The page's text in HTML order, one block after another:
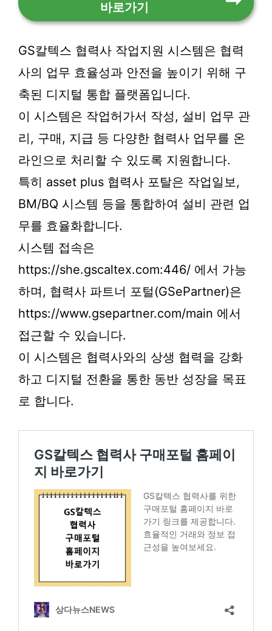
바로가기
GS칼텍스 협력사 작업지원 시스템은 협력
사의 업무 효율성과 안전을 높이기 위해 구
축된 디지털 통합 플랫폼입니다.
이 시스템은 작업허가서 작성, 설비 업무 관
리, 구매, 지급 등 다양한 협력사 업무를 온
라인으로 처리할 수 있도록 지원합니다.
특히 asset plus 협력사 포탈은 작업일보,
BM/BQ 시스템 등을 통합하여 설비 관련 업
무를 효율화합니다.
시스템 접속은
https://she.gscaltex.com:446/ 에서 가능
하며, 협력사 파트너 포털(GSePartner)은
https://www.gsepartner.com/main 에서
접근할 수 있습니다.
이 시스템은 협력사와의 상생 협력을 강화
하고 디지털 전환을 통한 동반 성장을 목표
로 합니다.